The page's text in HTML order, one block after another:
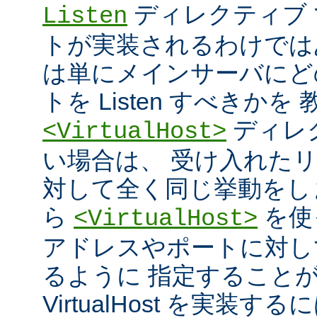
Listen ディレクティブ
トが実装されるわけで
は単にメインサーバに
トを Listen すべきかを
<VirtualHost> ディレ
い場合は、 受け入れた
対して全く同じ挙動を
ら <VirtualHost> を
アドレスやポートに対
るように 指定すること
VirtualHost を実装する